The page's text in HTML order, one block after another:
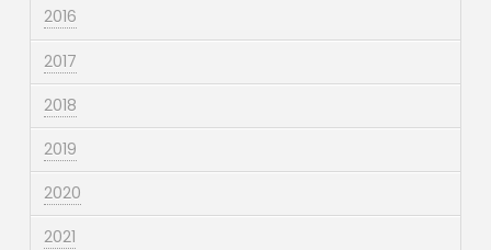
2016
2017
2018
2019
2020
2021